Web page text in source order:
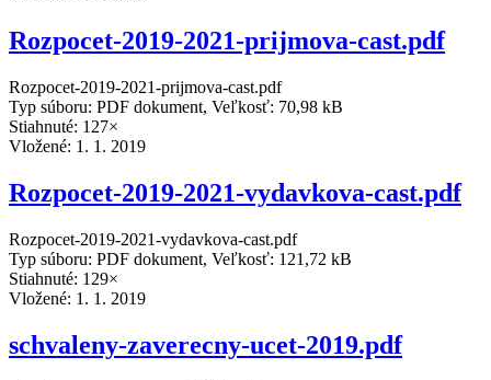
Rozpocet-2019-2021-prijmova-cast.pdf
Rozpocet-2019-2021-prijmova-cast.pdf
Typ súboru: PDF dokument, Veľkosť: 70,98 kB
Stiahnuté: 127×
Vložené: 1. 1. 2019
Rozpocet-2019-2021-vydavkova-cast.pdf
Rozpocet-2019-2021-vydavkova-cast.pdf
Typ súboru: PDF dokument, Veľkosť: 121,72 kB
Stiahnuté: 129×
Vložené: 1. 1. 2019
schvaleny-zaverecny-ucet-2019.pdf